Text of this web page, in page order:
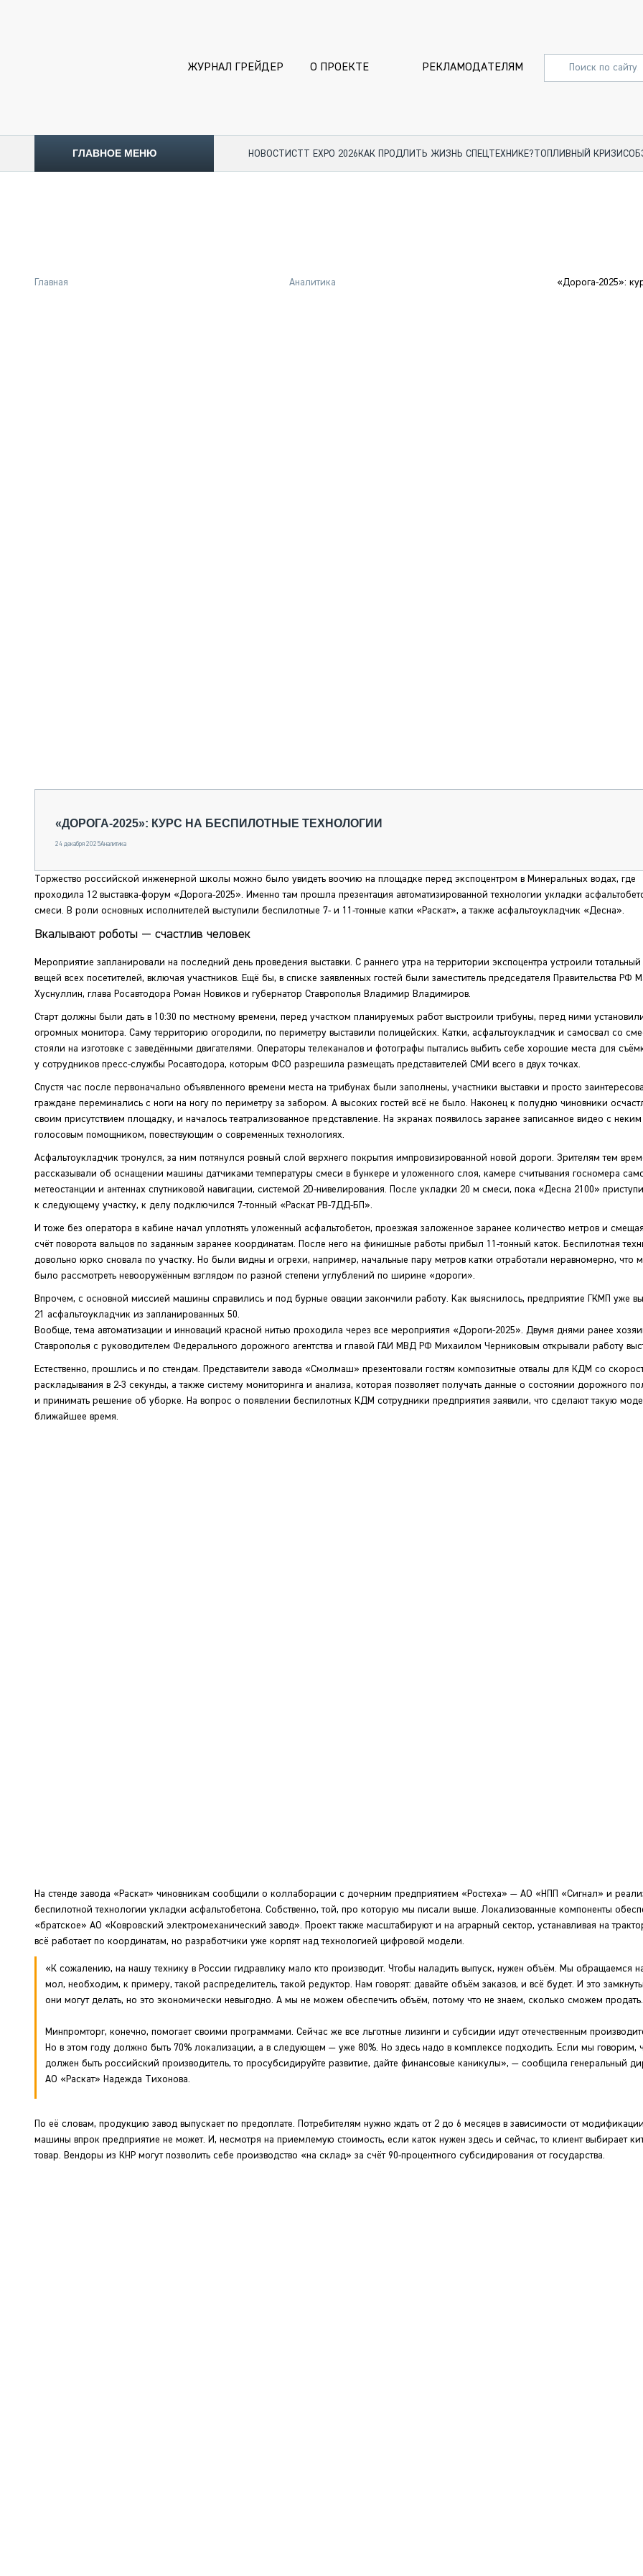
ЖУРНАЛ ГРЕЙДЕР О ПРОЕКТЕ РЕКЛАМОДАТЕЛЯМ
ГЛАВНОЕ МЕНЮ НОВОСТИCTT EXPO 2026 КАК ПРОДЛИТЬ ЖИЗНЬ СПЕЦТЕХНИКЕ?ТОПЛИВНЫЙ КРИЗИС
Главная Аналитика «Дорога-2025»:
«ДОРОГА-2025»: КУРС НА БЕСПИЛОТНЫЕ ТЕХНОЛОГИИ
24 декабря 2025Аналитика
Торжество российской инженерной школы можно было увидеть воочию на площадке перед экспоцентром в Минеральных водах, где
проходила 12 выставка-форум «Дорога-2025». Именно там прошла презентация автоматизированной технологии укладки
смеси. В роли основных исполнителей выступили беспилотные 7- и 11-тонные катки «Раскат», а также асфальтоукладчик «Десна».
Вкалывают роботы — счастлив человек
Мероприятие запланировали на последний день проведения выставки. С раннего утра на территории экспоцентра устроили
вещей всех посетителей, включая участников. Ещё бы, в списке заявленных гостей были заместитель председателя Правительства РФ
Хуснуллин, глава Росавтодора Роман Новиков и губернатор Ставрополья Владимир Владимиров.
Старт должны были дать в 10:30 по местному времени, перед участком планируемых работ выстроили трибуны, перед ними
огромных монитора. Саму территорию огородили, по периметру выставили полицейских. Катки, асфальтоукладчик и самосвал со
стояли на изготовке с заведёнными двигателями. Операторы телеканалов и фотографы пытались выбить себе хорошие места для
у сотрудников пресс-службы Росавтодора, которым ФСО разрешила размещать представителей СМИ всего в двух точках.
Спустя час после первоначально объявленного времени места на трибунах были заполнены, участники выставки и просто
граждане переминались с ноги на ногу по периметру за забором. А высоких гостей всё не было. Наконец к полудню чиновники
своим присутствием площадку, и началось театрализованное представление. На экранах появилось заранее записанное видео с неким
голосовым помощником, повествующим о современных технологиях.
Асфальтоукладчик тронулся, за ним потянулся ровный слой верхнего покрытия импровизированной новой дороги. Зрителям тем
рассказывали об оснащении машины датчиками температуры смеси в бункере и уложенного слоя, камере считывания госномера
метеостанции и антеннах спутниковой навигации, системой 2D-нивелирования. После укладки 20 м смеси, пока «Десна 2100»
к следующему участку, к делу подключился 7-тонный «Раскат РВ-7ДД-БП».
И тоже без оператора в кабине начал уплотнять уложенный асфальтобетон, проезжая заложенное заранее количество метров и
счёт поворота вальцов по заданным заранее координатам. После него на финишные работы прибыл 11-тонный каток. Беспилотная
довольно юрко сновала по участку. Но были видны и огрехи, например, начальные пару метров катки отработали неравномерно, что
было рассмотреть невооружённым взглядом по разной степени углублений по ширине «дороги».
Впрочем, с основной миссией машины справились и под бурные овации закончили работу. Как выяснилось, предприятие ГКМП уже
21 асфальтоукладчик из запланированных 50.
Вообще, тема автоматизации и инноваций красной нитью проходила через все мероприятия «Дороги-2025». Двумя днями ранее
Ставрополья с руководителем Федерального дорожного агентства и главой ГАИ МВД РФ Михаилом Черниковым открывали работу
Естественно, прошлись и по стендам. Представители завода «Смолмаш» презентовали гостям композитные отвалы для КДМ со
раскладывания в 2-3 секунды, а также систему мониторинга и анализа, которая позволяет получать данные о состоянии дорожного
и принимать решение об уборке. На вопрос о появлении беспилотных КДМ сотрудники предприятия заявили, что сделают такую
ближайшее время.
На стенде завода «Раскат» чиновникам сообщили о коллаборации с дочерним предприятием «Ростеха» — АО «НПП «Сигнал» и
беспилотной технологии укладки асфальтобетона. Собственно, той, про которую мы писали выше. Локализованные компоненты
«братское» АО «Ковровский электромеханический завод». Проект также масштабируют и на аграрный сектор, устанавливая на
всё работает по координатам, но разработчики уже корпят над технологией цифровой модели.
«К сожалению, на нашу технику в России гидравлику мало кто производит. Чтобы наладить выпуск, нужен объём. Мы обращаемся
мол, необходим, к примеру, такой распределитель, такой редуктор. Нам говорят: давайте объём заказов, и всё будет. И это
они могут делать, но это экономически невыгодно. А мы не можем обеспечить объём, потому что не знаем, сколько сможем продать.
Минпромторг, конечно, помогает своими программами. Сейчас же все льготные лизинги и субсидии идут отечественным
Но в этом году должно быть 70% локализации, а в следующем — уже 80%. Но здесь надо в комплексе подходить. Если мы говорим,
должен быть российский производитель, то просубсидируйте развитие, дайте финансовые каникулы», — сообщила генеральный
АО «Раскат» Надежда Тихонова.
По её словам, продукцию завод выпускает по предоплате. Потребителям нужно ждать от 2 до 6 месяцев в зависимости от
машины впрок предприятие не может. И, несмотря на приемлемую стоимость, если каток нужен здесь и сейчас, то клиент выбирает
товар. Вендоры из КНР могут позволить себе производство «на склад» за счёт 90-процентного субсидирования от государства.